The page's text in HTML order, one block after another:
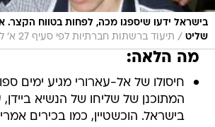
בישראל ידעו שיספגו מכה, לפחות בטווח הקצר.
שליט / תיעוד ברשתות חברתיות לפי סעיף 27 א' לחוק זכויות יוצרים
מה הלאה:
חיסולו של אל-עארורי מגיע ימים
המתוכנן של שליחו של הנשיא ביידן,
בישראל. הוכשטיין, כמו בכירים